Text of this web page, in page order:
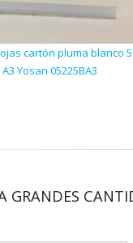
cartón pluma blanco 5
Yosan 05225BA3
GRANDES